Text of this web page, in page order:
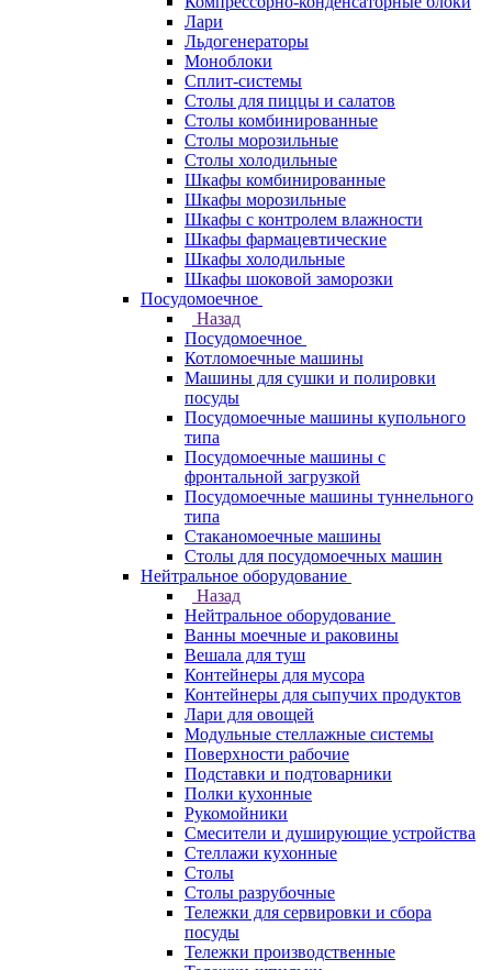
Лари
Льдогенераторы
Моноблоки
Сплит-системы
Столы для пиццы и салатов
Столы комбинированные
Столы морозильные
Столы холодильные
Шкафы комбинированные
Шкафы морозильные
Шкафы с контролем влажности
Шкафы фармацевтические
Шкафы холодильные
Шкафы шоковой заморозки
Посудомоечное
Назад
Посудомоечное
Котломоечные машины
Машины для сушки и полировки
посуды
Посудомоечные машины купольного
типа
Посудомоечные машины с
фронтальной загрузкой
Посудомоечные машины туннельного
типа
Стаканомоечные машины
Столы для посудомоечных машин
Нейтральное оборудование
Назад
Нейтральное оборудование
Ванны моечные и раковины
Вешала для туш
Контейнеры для мусора
Контейнеры для сыпучих продуктов
Лари для овощей
Модульные стеллажные системы
Поверхности рабочие
Подставки и подтоварники
Полки кухонные
Рукомойники
Смесители и душирующие устройства
Стеллажи кухонные
Столы
Столы разрубочные
Тележки для сервировки и сбора
посуды
Тележки производственные